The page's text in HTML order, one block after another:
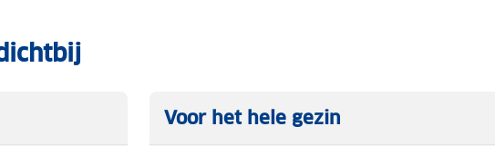
Voor het hele gezin